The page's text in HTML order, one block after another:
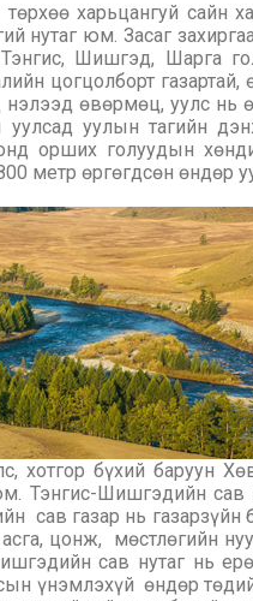
төрхөө харьцангуй сайн
нутаг юм. Засаг
Шишгэд, Шарга
цогцолборт
өвөрмөц, уулс нь
уулсад уулын тагийн
орших голуудын
метр өргөгдсөн өндөр
хотгор бүхий баруун
Тэнгис-Шишгэдийн сав
сав газар нь газарзүйн
цонж, мөстлөгийн
сав нутаг нь
үнэмлэхүй өндөр